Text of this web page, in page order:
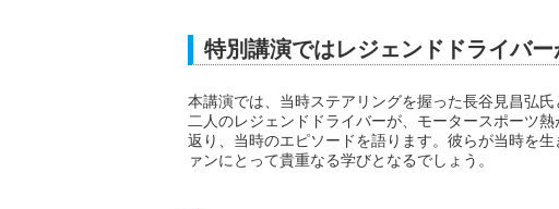
特別講演ではレジェンドドライバ
本講演では、当時ステアリングを握った長谷見昌弘
二人のレジェンドドライバーが、モータースポーツ
返り、当時のエピソードを語ります。彼らが当時を
ァンにとって貴重なる学びとなるでしょう。